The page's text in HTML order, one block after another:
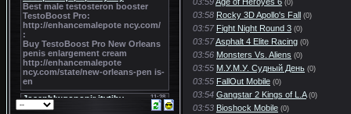
(0)
03:58 Rocky 3D Apollo's Fall (0)
03:57 Fight Night Round 3 (0)
03:57Asphalt 4 Elite Racing (0)
03:56 Monsters Vs. Aliens (0)
03:55 М.У.М.У. Судный День (0)
03:55 FallOut Mobile (0)
03:54 Gangstar 2 Kings of L.A (0)
03:53 Bioshock Mobile (0)